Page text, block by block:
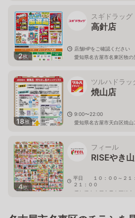
2枚
スギドラッグ
高針店
店舗HPをご確認ください
愛知県名古屋市名東区牧の
18枚
ツルハドラッ
焼山店
9:00〜22:00
愛知県名古屋市天白区焼
4枚
フィール
RISEやき
平日 １０：００～２１
２１：００
愛知県名古屋市天白区焼山